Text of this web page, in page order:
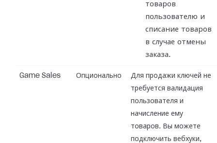
товаров
пользователю и
списание товаров
в случае отмены
заказа.
Game Sales Опционально
Для продажи ключей не
требуется валидация
пользователя и
начисление ему
товаров. Вы можете
подключить вебхуки,